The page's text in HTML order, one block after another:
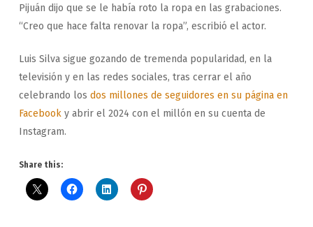
Pijuán dijo que se le había roto la ropa en las grabaciones.
“Creo que hace falta renovar la ropa”, escribió el actor.
Luis Silva sigue gozando de tremenda popularidad, en la
televisión y en las redes sociales, tras cerrar el año
celebrando los dos millones de seguidores en su página en
Facebooky abrir el 2024 con el millón en su cuenta de
Instagram.
Share this: